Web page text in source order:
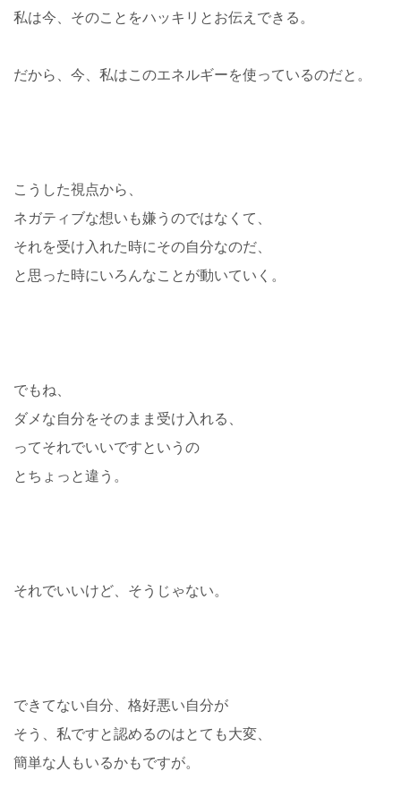
私は今、そのことをハッキリとお伝えできる。
だから、今、私はこのエネルギーを使っているのだと。
こうした視点から、
ネガティブな想いも嫌うのではなくて、
それを受け入れた時にその自分なのだ、
と思った時にいろんなことが動いていく。
でもね、
ダメな自分をそのまま受け入れる、
ってそれでいいですというの
とちょっと違う。
それでいいけど、そうじゃない。
できてない自分、格好悪い自分が
そう、私ですと認めるのはとても大変、
簡単な人もいるかもですが。